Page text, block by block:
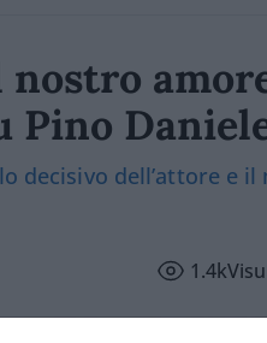
Pino
decisivo dell’attore e il
1.4k